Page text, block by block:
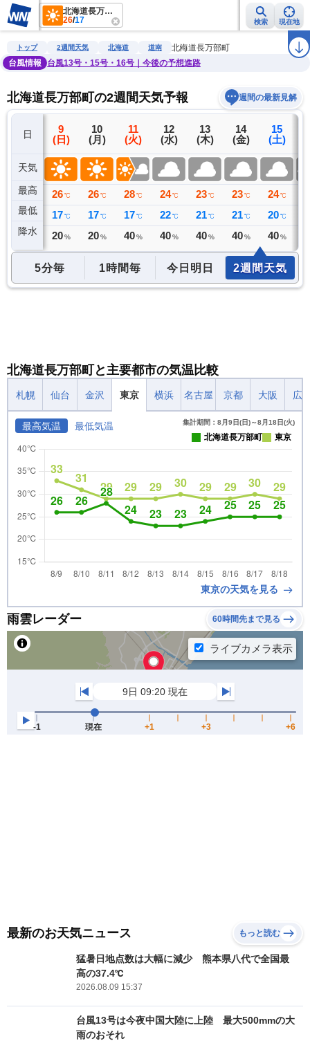
北海道長万部町
26/17 検索 現在地
雨雲レーダー 台風情報 地震情報 警報・注意報 ラ
トップ 2週間天気 北海道 道南
北海道長万部町
台風情報
台風13号・15号・16号｜今後の予想進路
北海道長万部町の2週間天気予報 週間の最新見解
日
天気
最高
最低
降水
8
(土)
26 ℃
19 ℃
4 ミリ
9
(日)
26 ℃
17 ℃
20 %
10
(月)
26 ℃
17 ℃
20 %
11
(火)
28 ℃
17 ℃
40 %
12
(水)
24 ℃
22 ℃
40 %
13
(木)
23 ℃
21 ℃
40 %
14
(金)
23 ℃
21 ℃
40 %
15
(土)
24 ℃
20 ℃
40 %
5分毎 1時間毎 今日明日 2週間天気
北海道長万部町と主要都市の気温比較
札幌 仙台 金沢 東京 横浜 名古屋 京都 大阪 広
最高気温 最低気温 集計期間：8月9日(日)～8月18日(火)
北海道長万部町 東京
東京の天気を見る
雨雲レーダー 60時間先まで見る
最新のお天気ニュース もっと読む
猛暑日地点数は大幅に減少 熊本県八代で全国最
高の37.4℃
2026.08.09 15:37
台風13号は今夜中国大陸に上陸 最大500mmの大
雨のおそれ